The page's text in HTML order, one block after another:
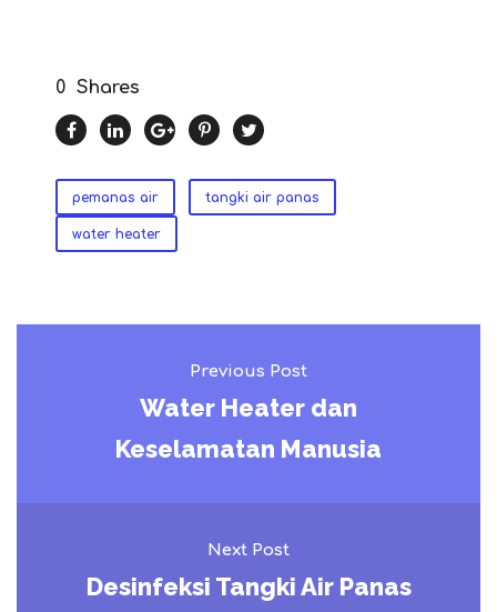
0 Shares
pemanas air tangki air panas
water heater
Previous Post
Water Heater dan
Keselamatan Manusia
Next Post
Desinfeksi Tangki Air Panas